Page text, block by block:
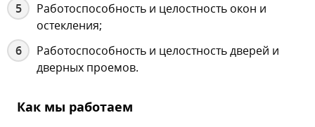
Работоспособность и целостность окон и
остекления;
Работоспособность и целостность дверей и
дверных проемов.
Как мы работаем